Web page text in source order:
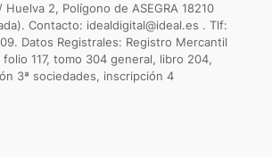
Huelva 2, Polígono de ASEGRA 18210
Contacto: idealdigital@ideal.es . Tlf:
Datos Registrales: Registro Mercantil
folio 117, tomo 304 general, libro 204,
3ª sociedades, inscripción 4